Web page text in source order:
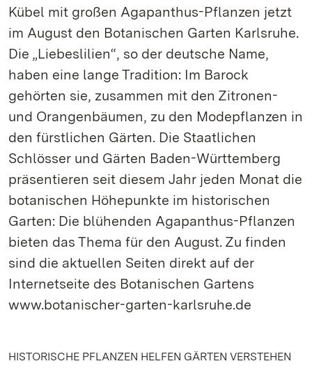
Kübel mit großen Agapanthus-Pflanzen jetzt
im August den Botanischen Garten Karlsruhe.
Die „Liebeslilien“, so der deutsche Name,
haben eine lange Tradition: Im Barock
gehörten sie, zusammen mit den Zitronen-
und Orangenbäumen, zu den Modepflanzen in
den fürstlichen Gärten. Die Staatlichen
Schlösser und Gärten Baden-Württemberg
präsentieren seit diesem Jahr jeden Monat die
botanischen Höhepunkte im historischen
Garten: Die blühenden Agapanthus-Pflanzen
bieten das Thema für den August. Zu finden
sind die aktuellen Seiten direkt auf der
Internetseite des Botanischen Gartens
www.botanischer-garten-karlsruhe.de
HISTORISCHE PFLANZEN HELFEN GÄRTEN VERSTEHEN